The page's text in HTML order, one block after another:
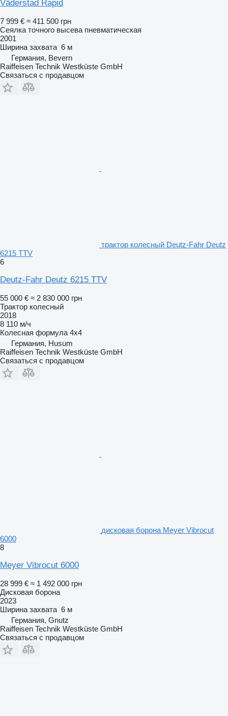
Väderstad Rapid
7 999 € ≈ 411 500 грн
Сеялка точного высева пневматическая
2001
Ширина захвата 6 м
Германия, Bevern
Raiffeisen Technik Westküste GmbH
Связаться с продавцом
трактор колесный Deutz-Fahr Deutz
6215 TTV
6
Deutz-Fahr Deutz 6215 TTV
55 000 € ≈ 2 830 000 грн
Трактор колесный
2018
8 110 м/ч
Колесная формула 4x4
Германия, Husum
Raiffeisen Technik Westküste GmbH
Связаться с продавцом
дисковая борона Meyer Vibrocut
6000
8
Meyer Vibrocut 6000
28 999 € ≈ 1 492 000 грн
Дисковая борона
2023
Ширина захвата 6 м
Германия, Gnutz
Raiffeisen Technik Westküste GmbH
Связаться с продавцом